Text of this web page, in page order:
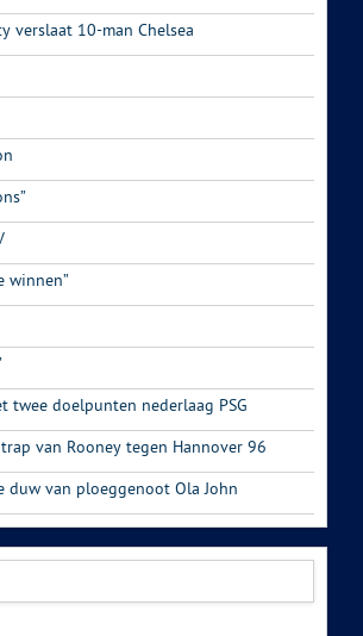
verslaat 10-man Chelsea
winnen”
twee doelpunten nederlaag PSG
van Rooney tegen Hannover 96
duw van ploeggenoot Ola John